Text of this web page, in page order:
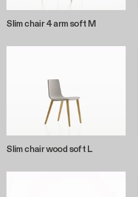
Slim chair 4 arm soft M
Slim chair wood soft L